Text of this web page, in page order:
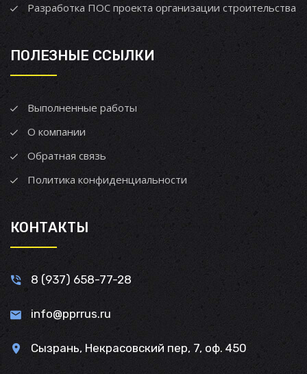
Разработка ПОС проекта организации строительства
ПОЛЕЗНЫЕ ССЫЛКИ
Выполненные работы
О компании
Обратная связь
Политика конфиденциальности
КОНТАКТЫ
8 (937) 658-77-28
info@pprrus.ru
Сызрань, Некрасовский пер, 7, оф. 450